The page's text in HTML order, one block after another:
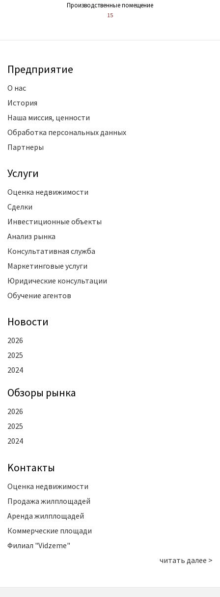
Производственные помещение
15
Предприятие
О нас
История
Наша миссия, ценности
Обработка персональных данных
Партнеры
Услуги
Оценка недвижимости
Сделки
Инвестиционные объекты
Анализ рынка
Консультативная служба
Маркетинговые услуги
Юридические консультации
Обучение агентов
Новости
2026
2025
2024
Oбзоры рынка
2026
2025
2024
Kонтакты
Оценка недвижимости
Продажа жилплощадей
Аренда жилплощадей
Коммерческие площади
Филиал "Vidzeme"
читать далее >